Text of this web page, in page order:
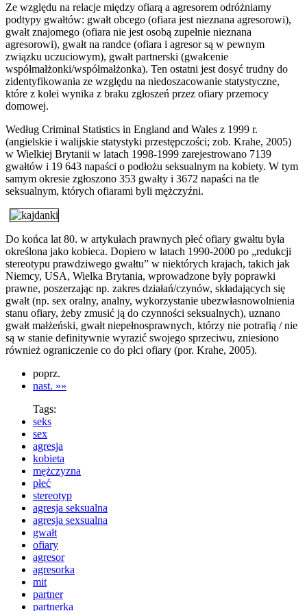
Ze względu na relacje między ofiarą a agresorem odróżniamy
podtypy gwałtów: gwałt obcego (ofiara jest nieznana agresorowi),
gwałt znajomego (ofiara nie jest osobą zupełnie nieznana
agresorowi), gwałt na randce (ofiara i agresor są w pewnym
związku uczuciowym), gwałt partnerski (gwałcenie
współmałżonki/współmałżonka). Ten ostatni jest dosyć trudny do
zidentyfikowania ze względu na niedoszacowanie statystyczne,
które z kolei wynika z braku zgłoszeń przez ofiary przemocy
domowej.
Według Criminal Statistics in England and Wales z 1999 r.
(angielskie i walijskie statystyki przestępczości; zob. Krahe, 2005)
w Wielkiej Brytanii w latach 1998-1999 zarejestrowano 7139
gwałtów i 19 643 napaści o podłożu seksualnym na kobiety. W tym
samym okresie zgłoszono 353 gwałty i 3672 napaści na tle
seksualnym, których ofiarami byli mężczyźni.
Do końca lat 80. w artykułach prawnych płeć ofiary gwałtu była
określona jako kobieca. Dopiero w latach 1990-2000 po „redukcji
stereotypu prawdziwego gwałtu” w niektórych krajach, takich jak
Niemcy, USA, Wielka Brytania, wprowadzone były poprawki
prawne, poszerzając np. zakres działań/czynów, składających się
gwałt (np. sex oralny, analny, wykorzystanie ubezwłasnowolnienia
stanu ofiary, żeby zmusić ją do czynności seksualnych), uznano
gwałt małżeński, gwałt niepełnosprawnych, którzy nie potrafią / nie
są w stanie definitywnie wyrazić swojego sprzeciwu, zniesiono
również ograniczenie co do płci ofiary (por. Krahe, 2005).
poprz.
nast. »»
Tags:
seks
sex
agresja
kobieta
mężczyzna
płeć
stereotyp
agresja seksualna
agresja sexsualna
gwałt
ofiary
agresor
agresorka
mit
partner
partnerka